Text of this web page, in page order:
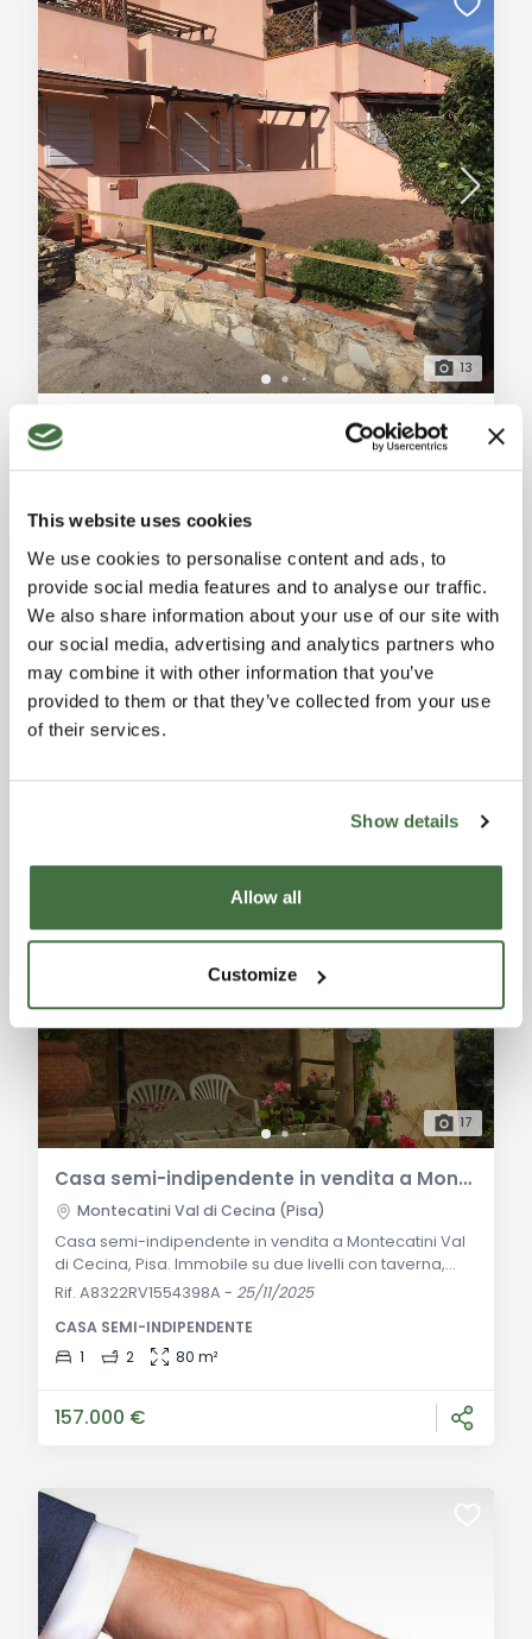
This website uses cookies
We use cookies to personalise content and ads, to
provide social media features and to analyse our traffic.
We also share information about your use of our site with
our social media, advertising and analytics partners who
may combine it with other information that you’ve
provided to them or that they’ve collected from your use
of their services.
Show details
Allow all
Customize
13
soggiorno-cucina, camera matrimoniale, bagno,
terrazza esterna e giardino. Descrizione Generale:
Situato a Monteverdi Marittimo, questo appartamento
indipendente offre un'esperienza di vita tranquilla e
serena. Posizionato a piano terra, l'immobile vanta
una terrazza esterna e un giardino, offrendo spazi
esterni privati per rilassarsi e godersi la n
APPARTAMENTO INDIPENDENTE
Riservato
17
Casa semi-indipendente in vendita a Montecatini Val di Cecina
Montecatini Val di Cecina (Pisa)
Casa semi-indipendente in vendita a Montecatini Val
di Cecina, Pisa. Immobile su due livelli con taverna,
pergola e vista panoramica. Ideale come residenza o
distanza dal caratteristico borgo medievale di La
Sassa, si trova questa casa semi-indipendente
Rif. A8322RV1554398A -25/11/2025
CASA SEMI-INDIPENDENTE
1
2 80 m²
157.000 €